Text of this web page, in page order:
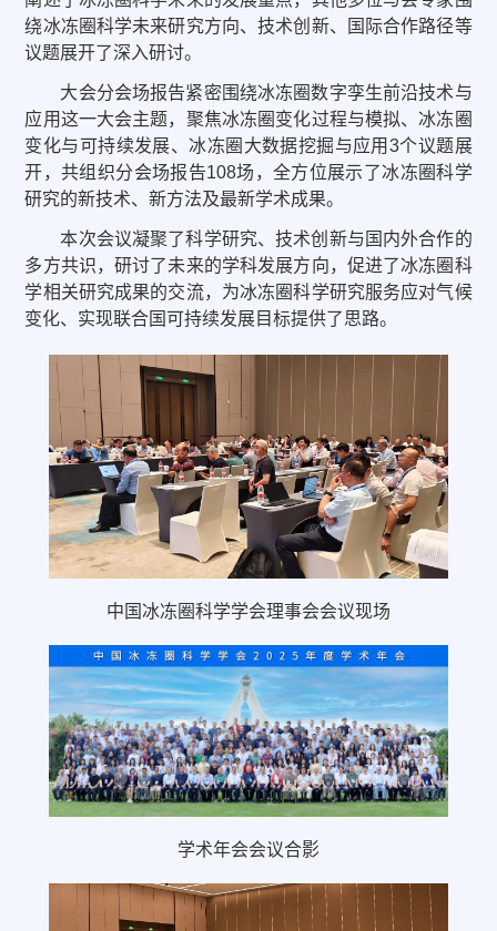
绕冰冻圈科学未来研究方向、技术创新、国际合作路径等
议题展开了深入研讨。
大会分会场报告紧密围绕冰冻圈数字孪生前沿技术与
应用这一大会主题，聚焦冰冻圈变化过程与模拟、冰冻圈
变化与可持续发展、冰冻圈大数据挖掘与应用3个议题展
开，共组织分会场报告108场，全方位展示了冰冻圈科学
研究的新技术、新方法及最新学术成果。
本次会议凝聚了科学研究、技术创新与国内外合作的
多方共识，研讨了未来的学科发展方向，促进了冰冻圈科
学相关研究成果的交流，为冰冻圈科学研究服务应对气候
变化、实现联合国可持续发展目标提供了思路。
中国冰冻圈科学学会理事会会议现场
学术年会会议合影